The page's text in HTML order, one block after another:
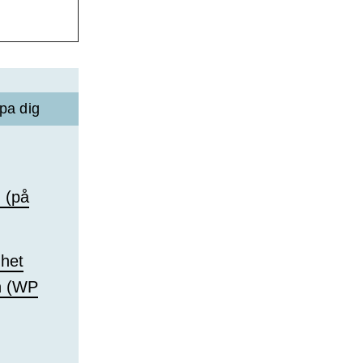
dig
(på
(WP